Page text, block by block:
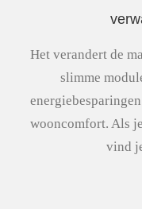
Het verandert de
slimme
wooncomfort. Als
vind